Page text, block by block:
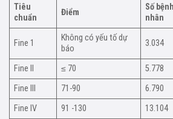
Tiêu
chuẩn
Điểm
Số bệnh
nhân
Fine 1
Không có yếu tố dự
báo
3.034
Fine II ≤ 70 5.778
Fine III
71-90 6.790
Fine IV
91 -130 13.104